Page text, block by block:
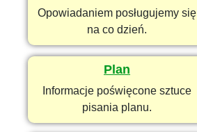
Opowiadaniem posługujemy się
na co dzień.
Plan
Informacje poświęcone sztuce
pisania planu.